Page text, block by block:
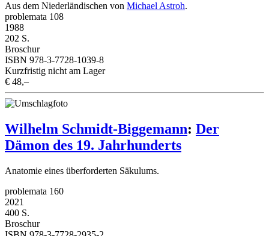
Aus dem Niederländischen von Michael Astroh.
problemata 108
1988
202 S.
Broschur
ISBN 978-3-7728-1039-8
Kurzfristig nicht am Lager
€ 48,–
Wilhelm Schmidt-Biggemann: Der
Dämon des 19. Jahrhunderts
Anatomie eines überforderten Säkulums.
problemata 160
2021
400 S.
Broschur